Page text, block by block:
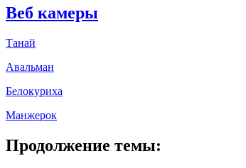
Веб камеры
Танай
Авальман
Белокуриха
Манжерок
Продолжение темы: